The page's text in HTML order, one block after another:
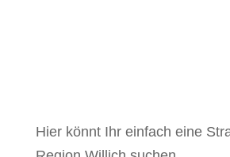
Hier könnt Ihr einfach eine